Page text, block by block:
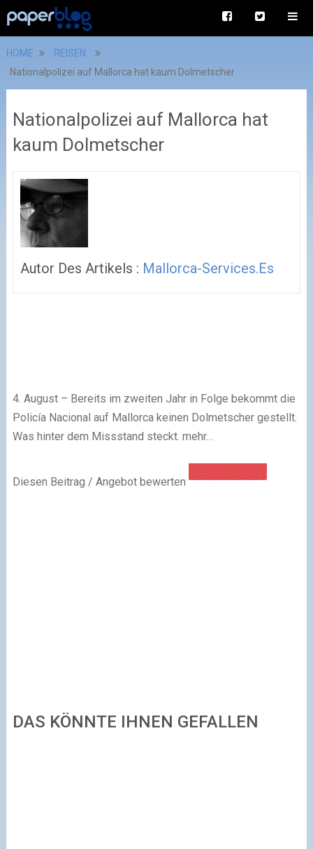
HOME
REISEN
Nationalpolizei auf Mallorca hat kaum Dolmetscher
Nationalpolizei auf Mallorca hat
kaum Dolmetscher
Autor Des Artikels : Mallorca-Services.es
4. August – Bereits im zweiten Jahr in Folge bekommt die
Policía Nacional auf Mallorca keinen Dolmetscher gestellt.
Was hinter dem Missstand steckt. mehr…
Diesen Beitrag / Angebot bewerten
DAS KÖNNTE IHNEN GEFALLEN